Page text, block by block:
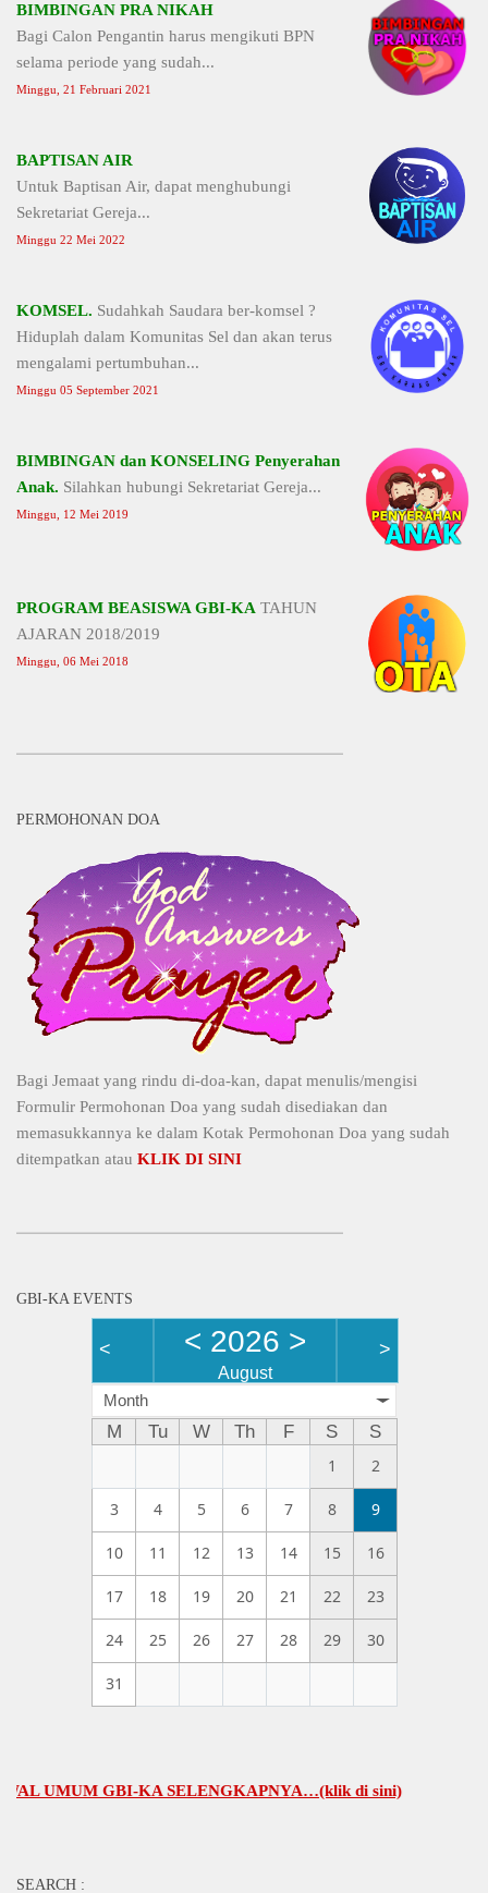
BIMBINGAN PRA NIKAH
Bagi Calon Pengantin harus mengikuti BPN
selama periode yang sudah...
Minggu, 21 Februari 2021
BAPTISAN AIR
Untuk Baptisan Air, dapat menghubungi
Sekretariat Gereja...
Minggu 22 Mei 2022
KOMSEL. Sudahkah Saudara ber-komsel ?
Hiduplah dalam Komunitas Sel dan akan terus
mengalami pertumbuhan...
Minggu 05 September 2021
BIMBINGAN dan KONSELING Penyerahan
Anak. Silahkan hubungi Sekretariat Gereja...
Minggu, 12 Mei 2019
PROGRAM BEASISWA GBI-KA TAHUN
AJARAN 2018/2019
Minggu, 06 Mei 2018
PERMOHONAN DOA
Bagi Jemaat yang rindu di-doa-kan, dapat menulis/mengisi
Formulir Permohonan Doa yang sudah disediakan dan
memasukkannya ke dalam Kotak Permohonan Doa yang sudah
ditempatkan atau KLIK DI SINI
GBI-KA EVENTS
< < 2026 >
August
>
Month
M Tu W Th F S
S
1
2
3 4 5 6 7 8 9
10 11 12 13 14 15 16
17 18 19 20 21 22 23
24 25 26 27 28 29 30
31
GBI-KA SELENGKAPNYA…(klik di sini)
SEARCH :